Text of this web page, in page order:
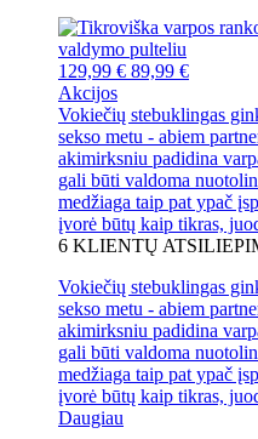
129,99 € 89,99 €
Akcijos
Vokiečių stebuklingas
sekso metu - abiem
akimirksniu padidina
gali būti valdoma
medžiaga taip pat ypač
įvorė būtų kaip tikras,
6 KLIENTŲ
Vokiečių stebuklingas
sekso metu - abiem
akimirksniu padidina
gali būti valdoma
medžiaga taip pat ypač
įvorė būtų kaip tikras,
Daugiau